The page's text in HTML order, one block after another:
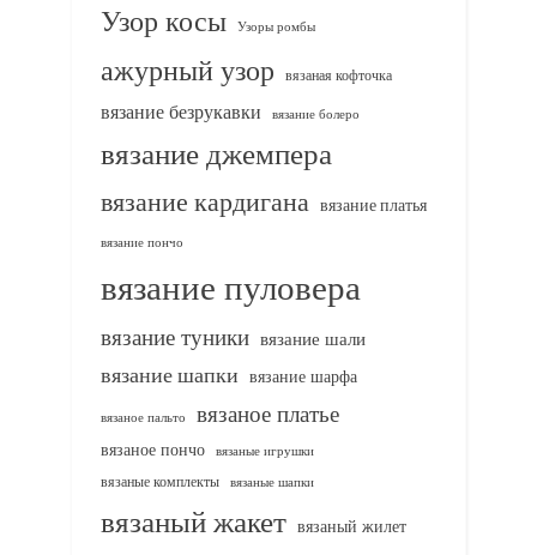
Узор косы Узоры ромбы
ажурный узор вязаная кофточка
вязание безрукавки вязание болеро
вязание джемпера
вязание кардигана вязание платья
вязание пончо
вязание пуловера
вязание туники вязание шали
вязание шапки вязание шарфа
вязаное пальто вязаное платье
вязаное пончо вязаные игрушки
вязаные комплекты
вязаные шапки
вязаный жакет вязаный жилет